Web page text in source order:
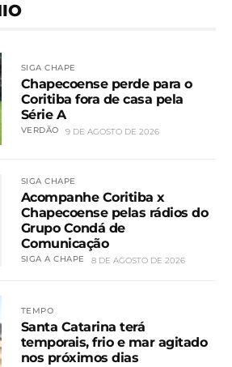
SIGA CHAPE
Chapecoense perde para o
Coritiba fora de casa pela
Série A
VERDÃO 9 DE AGOSTO DE 2026
SIGA CHAPE
Acompanhe Coritiba x
Chapecoense pelas rádios do
Grupo Condá de
Comunicação
SIGA A CHAPE 8 DE AGOSTO DE 2026
TEMPO
Santa Catarina terá
temporais, frio e mar agitado
nos próximos dias